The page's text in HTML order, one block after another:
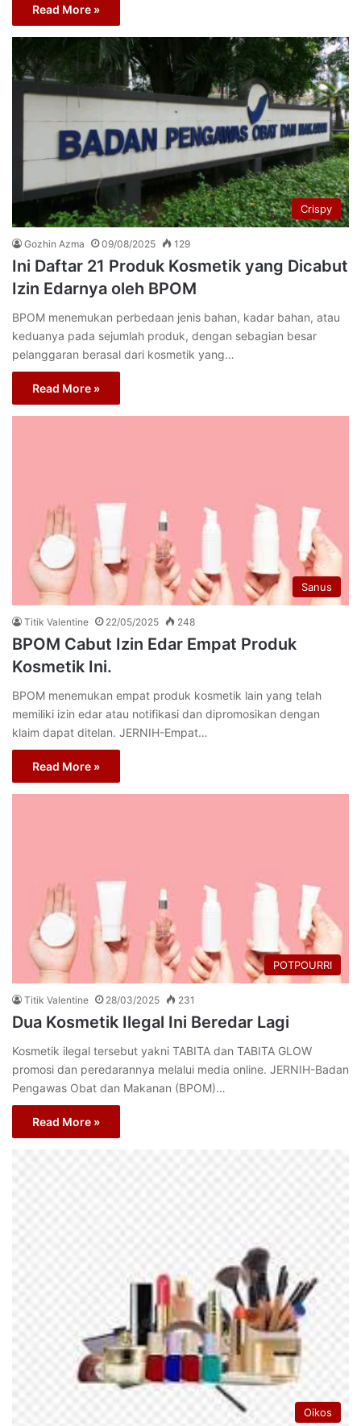
Read More »
Crispy
Gozhin Azma 09/08/2025 129
Ini Daftar 21 Produk Kosmetik yang Dicabut
Izin Edarnya oleh BPOM
BPOM menemukan perbedaan jenis bahan, kadar bahan, atau
keduanya pada sejumlah produk, dengan sebagian besar
pelanggaran berasal dari kosmetik yang…
Read More »
Sanus
Titik Valentine 22/05/2025 248
BPOM Cabut Izin Edar Empat Produk
Kosmetik Ini.
BPOM menemukan empat produk kosmetik lain yang telah
memiliki izin edar atau notifikasi dan dipromosikan dengan
klaim dapat ditelan. JERNIH-Empat…
Read More »
POTPOURRI
Titik Valentine 28/03/2025 231
Dua Kosmetik Ilegal Ini Beredar Lagi
Kosmetik ilegal tersebut yakni TABITA dan TABITA GLOW
promosi dan peredarannya melalui media online. JERNIH-Badan
Pengawas Obat dan Makanan (BPOM)…
Read More »
Oikos